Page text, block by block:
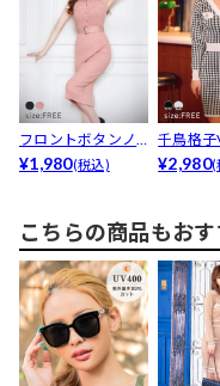
フロントボタンノ
ースリーブベルト
¥1,980(税込)
千鳥格子
タンニッ
¥2,980(
こちらの商品もお